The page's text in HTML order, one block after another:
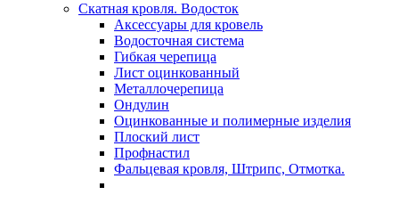
Скатная кровля. Водосток
Аксессуары для кровель
Водосточная система
Гибкая черепица
Лист оцинкованный
Металлочерепица
Ондулин
Оцинкованные и полимерные изделия
Плоский лист
Профнастил
Фальцевая кровля, Штрипс, Отмотка.